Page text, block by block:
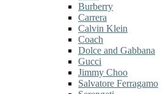
Burberry
Carrera
Calvin Klein
Coach
Dolce and Gabbana
Gucci
Jimmy Choo
Salvatore Ferragamo